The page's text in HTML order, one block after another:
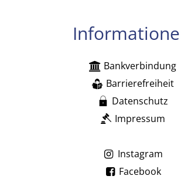
Bankverbindung
Barrierefreiheit
Datenschutz
Impressum
Instagram
Facebook